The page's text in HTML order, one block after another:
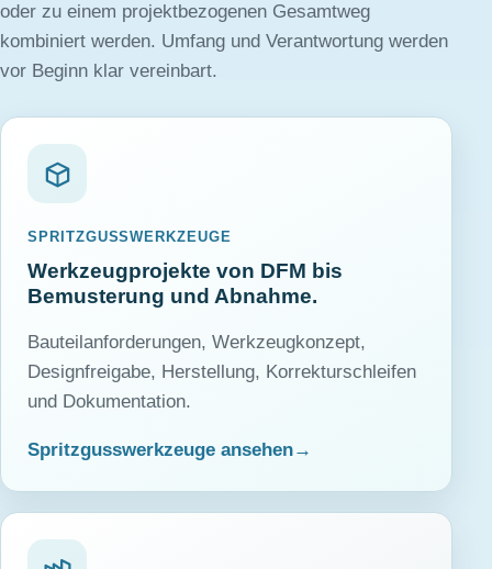
oder zu einem projektbezogenen Gesamtweg
kombiniert werden. Umfang und Verantwortung werden
vor Beginn klar vereinbart.
SPRITZGUSSWERKZEUGE
Werkzeugprojekte von DFM bis
Bemusterung und Abnahme.
Bauteilanforderungen, Werkzeugkonzept,
Designfreigabe, Herstellung, Korrekturschleifen
und Dokumentation.
Spritzgusswerkzeuge ansehen